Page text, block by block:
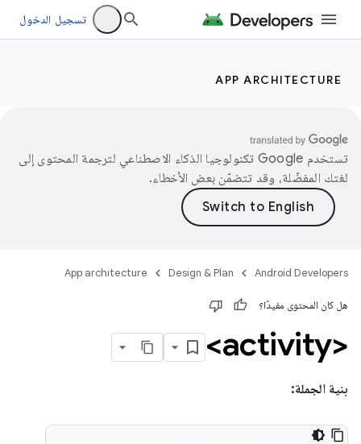
تسجيل الدخول
APP ARCHITECTURE
تستخدم Google تكنولوجيا الذكاء الاصطناعي لترجمة المحتوى إلى
لغتك المفضّلة، وقد تتضمّن بعض الأخطاء.
Android Developers
Design & Plan
App architecture
هل كان المحتوى مفيدًا؟
<activity>
بنية الجملة: